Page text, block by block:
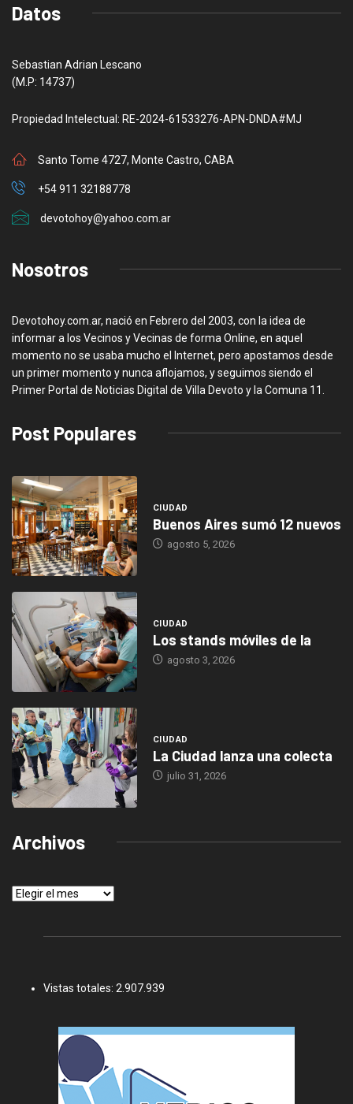
Datos
Sebastian Adrian Lescano
(M.P: 14737)
Propiedad Intelectual: RE-2024-61533276-APN-DNDA#MJ
Santo Tome 4727, Monte Castro, CABA
+54 911 32188778
devotohoy@yahoo.com.ar
Nosotros
Devotohoy.com.ar, nació en Febrero del 2003, con la idea de
informar a los Vecinos y Vecinas de forma Online, en aquel
momento no se usaba mucho el Internet, pero apostamos desde
un primer momento y nunca aflojamos, y seguimos siendo el
Primer Portal de Noticias Digital de Villa Devoto y la Comuna 11.
Post Populares
CIUDAD
Buenos Aires sumó 12 nuevos
agosto 5, 2026
CIUDAD
Los stands móviles de la
agosto 3, 2026
CIUDAD
La Ciudad lanza una colecta
julio 31, 2026
Archivos
Archivos
Vistas totales: 2.907.939